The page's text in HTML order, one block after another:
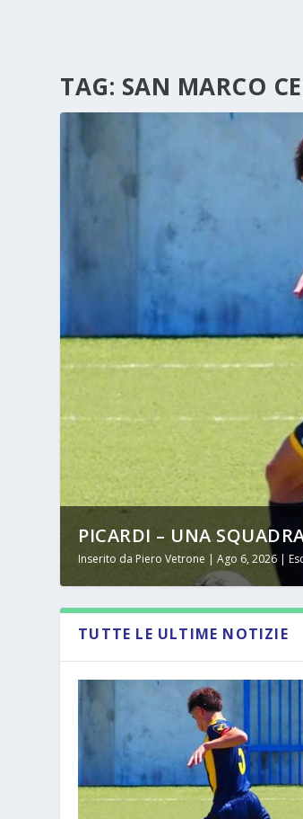
TAG: SAN MARCO
PICARDI – UNA
Inserito da Piero Vetrone |Ago 6, 2026 |
TUTTE LE ULTIME NOTIZIE